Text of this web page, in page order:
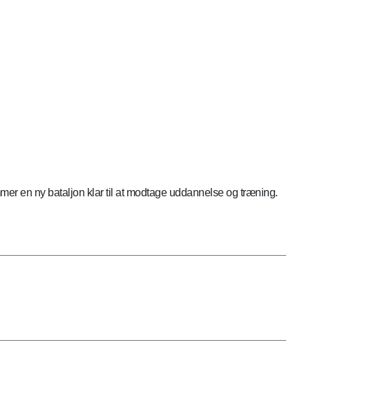
en ny bataljon klar til at modtage uddannelse og træning.